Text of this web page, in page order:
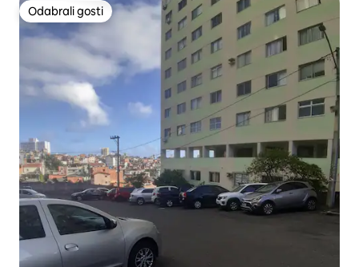
Odabrali gosti
Odabrali gosti